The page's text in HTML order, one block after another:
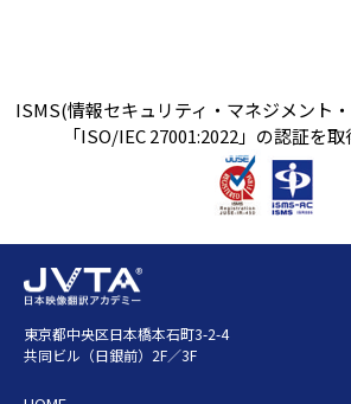
ISMS(情報セキュリティ・マネジメント
「ISO/IEC 27001:2022」の認証を取
東京都中央区日本橋本石町3-2-4
共同ビル（日銀前）2F／3F